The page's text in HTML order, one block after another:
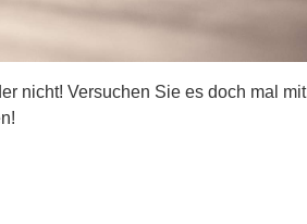
nicht! Versuchen Sie es doch mal mit